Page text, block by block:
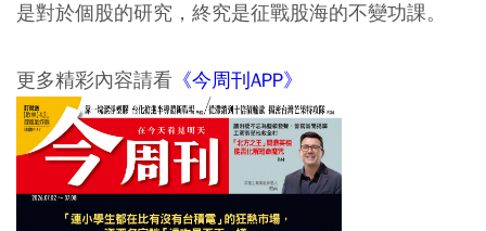
是對於個股的研究，終究是征戰股海的不變功課。
更多精彩內容請看 《今周刊APP》